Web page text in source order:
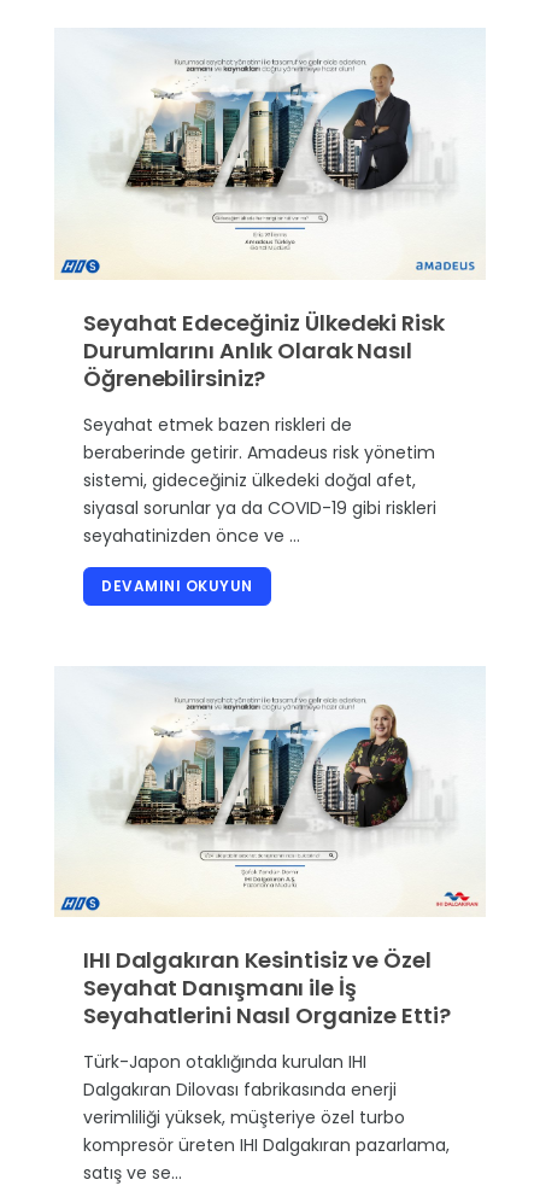
Seyahat Edeceğiniz Ülkedeki Risk
Durumlarını Anlık Olarak Nasıl
Öğrenebilirsiniz?
Seyahat etmek bazen riskleri de
beraberinde getirir. Amadeus risk yönetim
sistemi, gideceğiniz ülkedeki doğal afet,
siyasal sorunlar ya da COVID-19 gibi riskleri
seyahatinizden önce ve …
DEVAMINI OKUYUN
IHI Dalgakıran Kesintisiz ve Özel
Seyahat Danışmanı ile İş
Seyahatlerini Nasıl Organize Etti?
Türk-Japon otaklığında kurulan IHI
Dalgakıran Dilovası fabrikasında enerji
verimliliği yüksek, müşteriye özel turbo
kompresör üreten IHI Dalgakıran pazarlama,
satış ve se…